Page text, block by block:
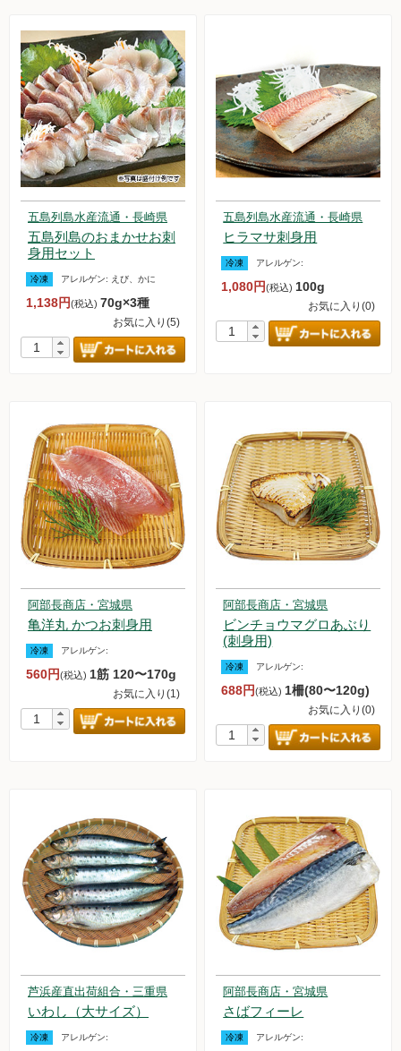
五島列島水産流通・長崎県
五島列島のおまかせお刺
身用セット
冷凍 アレルゲン: えび、かに
1,138円(税込) 70g×3種
お気に入り(5)
五島列島水産流通・長崎県
ヒラマサ刺身用
冷凍 アレルゲン:
1,080円(税込) 100g
お気に入り(0)
阿部長商店・宮城県
亀洋丸 かつお刺身用
冷凍 アレルゲン:
560円(税込) 1筋 120〜170g
お気に入り(1)
阿部長商店・宮城県
ビンチョウマグロあぶり
(刺身用)
冷凍 アレルゲン:
688円(税込) 1柵(80〜120g)
お気に入り(0)
芦浜産直出荷組合・三重県
いわし（大サイズ）
冷凍 アレルゲン:
阿部長商店・宮城県
さばフィーレ
冷凍 アレルゲン: